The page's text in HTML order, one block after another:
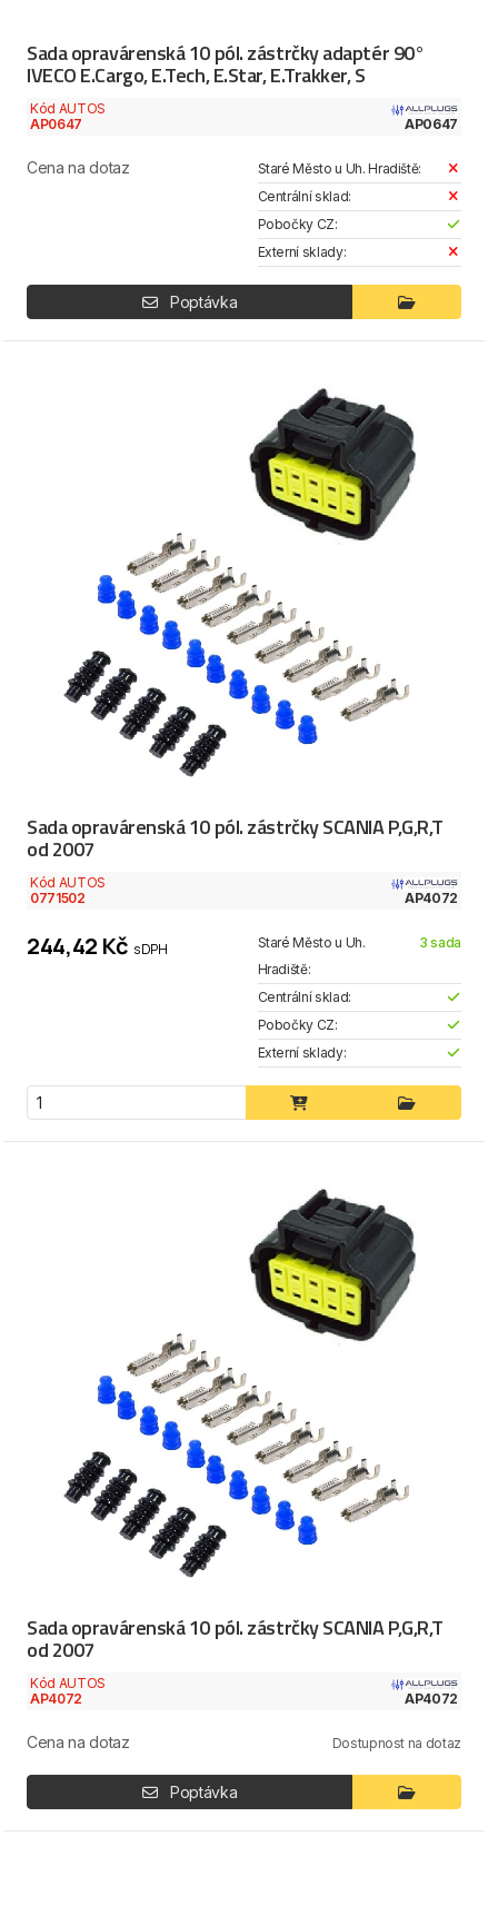
Sada opravárenská 10 pól. zástrčky adaptér 90°
IVECO E.Cargo, E.Tech, E.Star, E.Trakker, S
Kód AUTOS
AP0647
AP0647
Cena na dotaz
Staré Město u Uh. Hradiště:
Centrální sklad:
Pobočky CZ:
Externí sklady:
Poptávka
Sada opravárenská 10 pól. zástrčky SCANIA P,G,R,T
od 2007
Kód AUTOS
0771502
AP4072
244,42 Kč s DPH
Staré Město u Uh.
Hradiště:
3 sada
Centrální sklad:
Pobočky CZ:
Externí sklady:
Sada opravárenská 10 pól. zástrčky SCANIA P,G,R,T
od 2007
Kód AUTOS
AP4072
AP4072
Cena na dotaz Dostupnost na dotaz
Poptávka